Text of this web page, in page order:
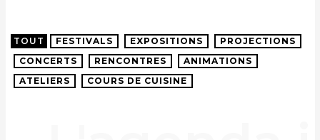
TOUT FESTIVALS EXPOSITIONS
PROJECTIONS
CONCERTS
RENCONTRES
ANIMATIONS
ATELIERS
COURS DE CUISINE